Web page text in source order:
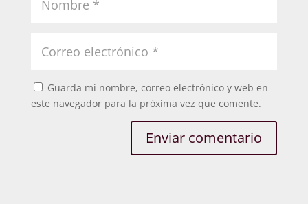
Guarda mi nombre, correo electrónico y web en
este navegador para la próxima vez que comente.
Enviar comentario